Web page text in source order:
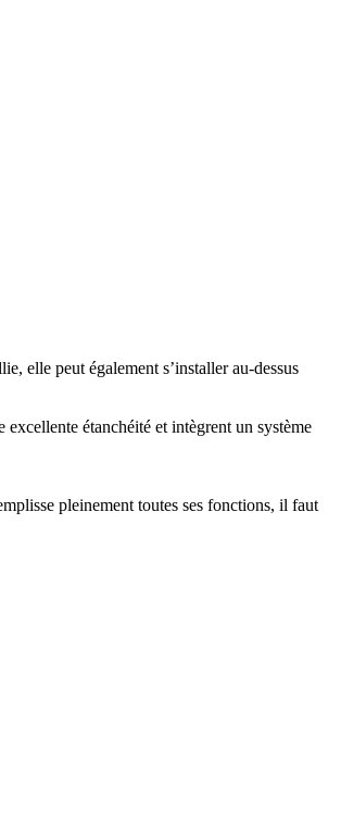
elle peut également s’installer au-dessus
étanchéité et intègrent un système
pleinement toutes ses fonctions, il faut